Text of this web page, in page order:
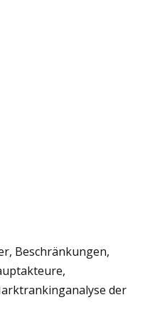
Beschränkungen,
der